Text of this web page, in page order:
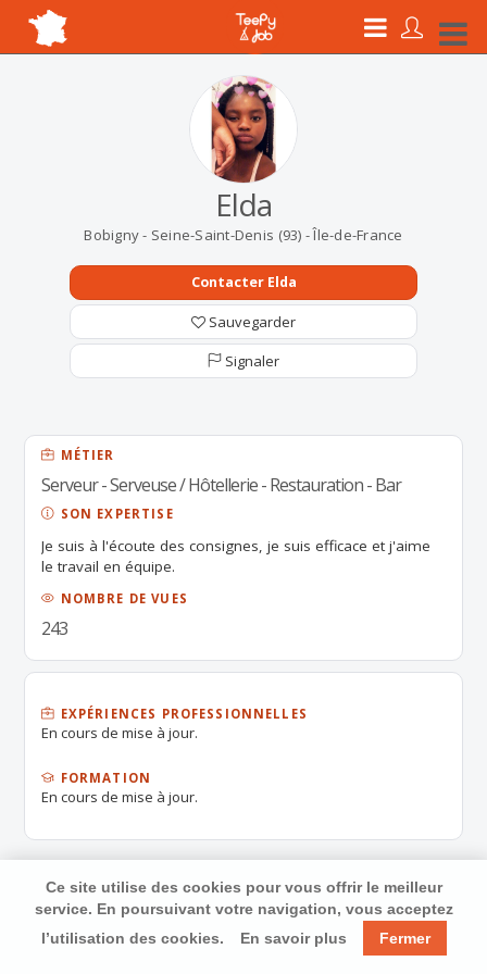
Elda
Bobigny - Seine-Saint-Denis (93) - Île-de-France
Contacter Elda
Sauvegarder
Signaler
MÉTIER
Serveur - Serveuse / Hôtellerie - Restauration - Bar
SON EXPERTISE
Je suis à l'écoute des consignes, je suis efficace et j'aime
le travail en équipe.
NOMBRE DE VUES
243
EXPÉRIENCES PROFESSIONNELLES
En cours de mise à jour.
FORMATION
En cours de mise à jour.
Ce site utilise des cookies pour vous offrir le meilleur
service. En poursuivant votre navigation, vous acceptez
l’utilisation des cookies.
En savoir plus Fermer